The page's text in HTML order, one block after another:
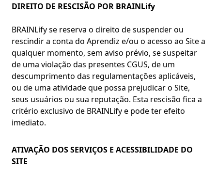
DIREITO DE RESCISÃO POR BRAINLify
BRAINLify se reserva o direito de suspender ou
rescindir a conta do Aprendiz e/ou o acesso ao Site a
qualquer momento, sem aviso prévio, se suspeitar
de uma violação das presentes CGUS, de um
descumprimento das regulamentações aplicáveis,
ou de uma atividade que possa prejudicar o Site,
seus usuários ou sua reputação. Esta rescisão fica a
critério exclusivo de BRAINLify e pode ter efeito
imediato.
ATIVAÇÃO DOS SERVIÇOS E ACESSIBILIDADE DO
SITE